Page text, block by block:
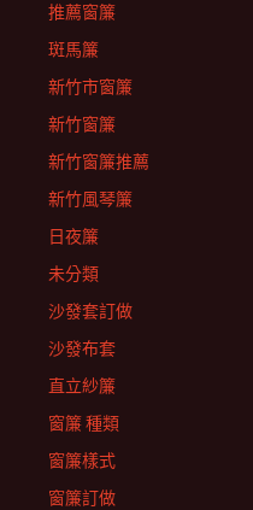
推薦窗簾
斑馬簾
新竹市窗簾
新竹窗簾
新竹窗簾推薦
新竹風琴簾
日夜簾
未分類
沙發套訂做
沙發布套
直立紗簾
窗簾 種類
窗簾樣式
窗簾訂做